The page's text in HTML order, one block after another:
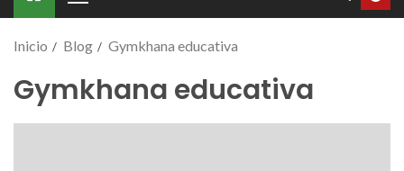
Inicio Blog Gymkhana educativa
Gymkhana educativa